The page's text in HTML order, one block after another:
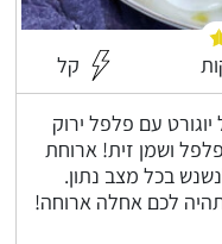
קל
עם פלפל ירוק
ושמן זית! ארוחת
בכל מצב נתון.
לכם אחלה ארוחה!